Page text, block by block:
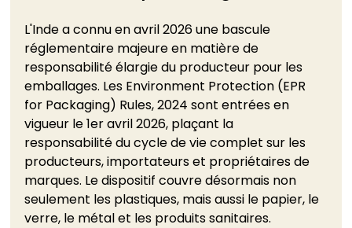
L'Inde a connu en avril 2026 une bascule
réglementaire majeure en matière de
responsabilité élargie du producteur pour les
emballages. Les Environment Protection (EPR
for Packaging) Rules, 2024 sont entrées en
vigueur le 1er avril 2026, plaçant la
responsabilité du cycle de vie complet sur les
producteurs, importateurs et propriétaires de
marques. Le dispositif couvre désormais non
seulement les plastiques, mais aussi le papier, le
verre, le métal et les produits sanitaires.